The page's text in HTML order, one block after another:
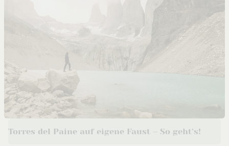
Torres del Paine auf eigene Faust – So geht’s!